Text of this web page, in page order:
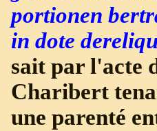
portionen
in dote
sait par l'acte
Charibert
une parenté